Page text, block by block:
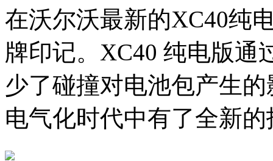
在沃尔沃最新的XC40纯
牌印记。XC40 纯电版通
少了碰撞对电池包产生
电气化时代中有了全新的